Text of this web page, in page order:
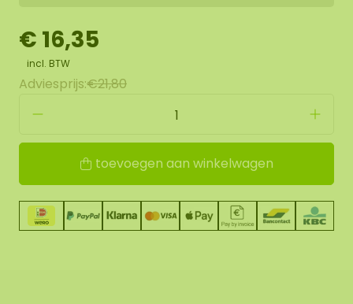
€ 16,35
incl. BTW
Adviesprijs:€21,80
toevoegen aan winkelwagen